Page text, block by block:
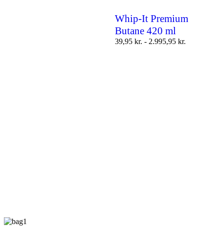
Whip-It Premium
Butane 420 ml
39,95 kr. - 2.995,95 kr.